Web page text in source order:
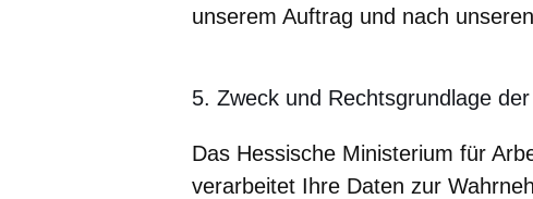
unserem Auftrag und nach
5. Zweck und Rechtsgrundlage
Das Hessische Ministerium für
verarbeitet Ihre Daten zur